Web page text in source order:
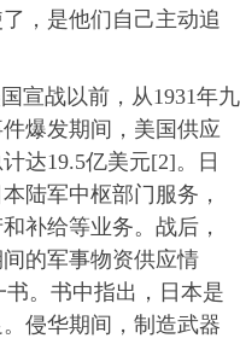
，是他们自己主动追
宣战以前，从1931年九
爆发期间，美国供应
达19.5亿美元[2]。日
陆军中枢部门服务，
补给等业务。战后，
的军事物资供应情
。书中指出，日本是
侵华期间，制造武器